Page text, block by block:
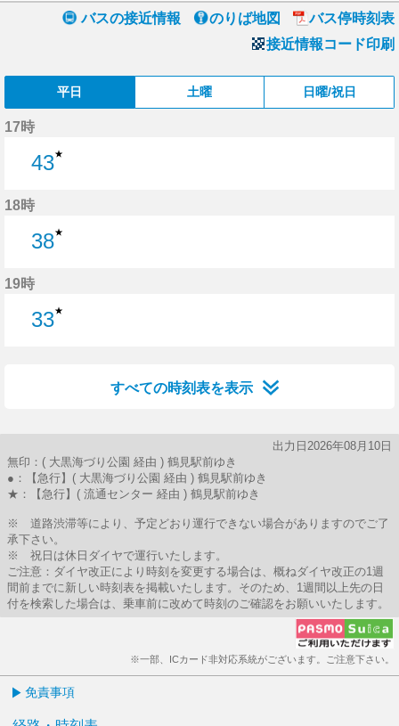
バスの接近情報 のりば地図
バス停時刻表
接近情報コード印刷
平日 土曜 日曜/祝日
17時
43★
18時
38★
19時
33★
すべての時刻表を表示
出力日2026年08月10日
無印：( 大黒海づり公園 経由 ) 鶴見駅前ゆき
●：【急行】( 大黒海づり公園 経由 ) 鶴見駅前ゆき
★：【急行】( 流通センター 経由 ) 鶴見駅前ゆき
※ 道路渋滞等により、予定どおり運行できない場合がありますのでご了
承下さい。
※ 祝日は休日ダイヤで運行いたします。
ご注意：ダイヤ改正により時刻を変更する場合は、概ねダイヤ改正の1週
間前までに新しい時刻表を掲載いたします。そのため、1週間以上先の日
付を検索した場合は、乗車前に改めて時刻のご確認をお願いいたします。
※一部、ICカード非対応系統がございます。ご注意下さい。
免責事項